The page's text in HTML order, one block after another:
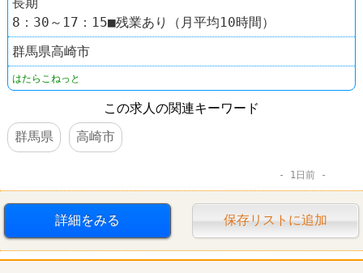
8：30～17：15■残業あり（月平均10時間）
群馬県高崎市
はたらこねっと
この求人の関連キーワード
群馬県
高崎市
1日前
詳細をみる 保存リストに追加